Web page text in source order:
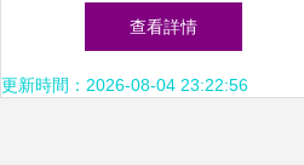
采風與筆會交流活動
查看詳情
更新時間：2026-08-04 23:22:56